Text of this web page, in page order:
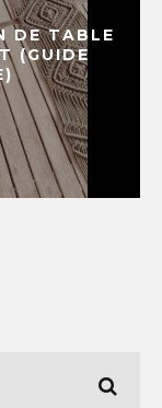
DE TABLE
(GUIDE